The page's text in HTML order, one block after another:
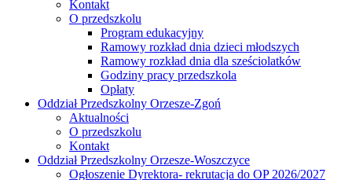
Kontakt
O przedszkolu
Program edukacyjny
Ramowy rozkład dnia dzieci młodszych
Ramowy rozkład dnia dla sześciolatków
Godziny pracy przedszkola
Opłaty
Oddział Przedszkolny Orzesze-Zgoń
Aktualności
O przedszkolu
Kontakt
Oddział Przedszkolny Orzesze-Woszczyce
Ogłoszenie Dyrektora- rekrutacja do OP 2026/2027